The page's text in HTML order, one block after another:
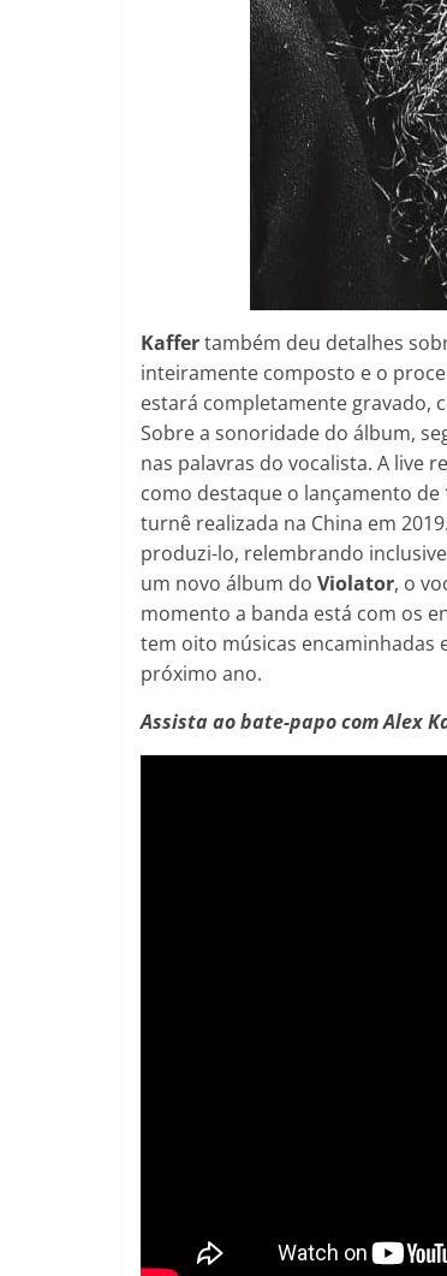
Kaffertambém deu detalhes
inteiramente composto e o
estará completamente gravado,
Sobre a sonoridade do álbum,
nas palavras do vocalista. A live
como destaque o lançamento de
turnê realizada na China em 2019.
produzi-lo, relembrando
um novo álbum do Violator, o
momento a banda está com os
tem oito músicas encaminhadas
próximo ano.
Assista ao bate-papo com Alex